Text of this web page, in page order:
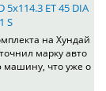
5x114.3 ET 45 DIA
S
на Хундай
марку авто
машину, что уже о